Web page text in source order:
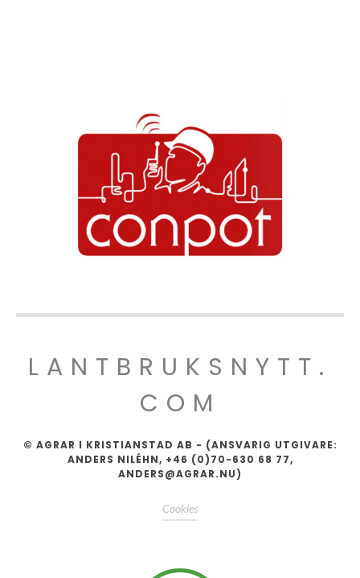
LANTBRUKSNYTT.
COM
© AGRAR I KRISTIANSTAD AB - (ANSVARIG UTGIVARE:
ANDERS NILÉHN, +46 (0)70-630 68 77,
ANDERS@AGRAR.NU)
Cookies